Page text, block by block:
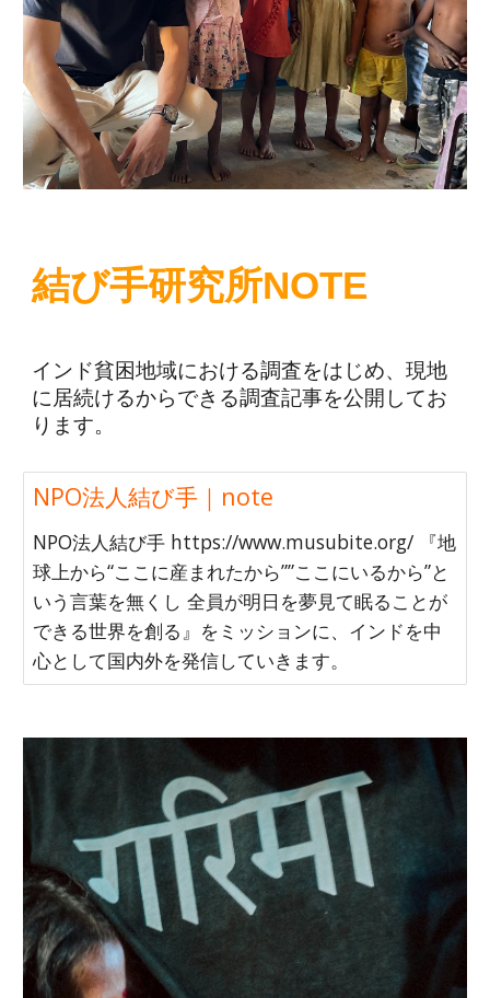
結び手研究所NOTE
インド貧困地域における調査をはじめ、現地
に居続けるからできる調査記事を公開してお
ります。
NPO法人結び手｜note
NPO法人結び手 https://www.musubite.org/ 『地
球上から“ここに産まれたから””ここにいるから”と
いう言葉を無くし 全員が明日を夢見て眠ることが
できる世界を創る』をミッションに、インドを中
心として国内外を発信していきます。